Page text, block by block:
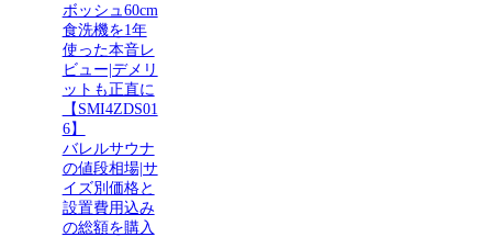
ボッシュ60cm
食洗機を1年
使った本音レ
ビュー|デメリ
ットも正直に
【SMI4ZDS01
6】
バレルサウナ
の値段相場|サ
イズ別価格と
設置費用込み
の総額を購入